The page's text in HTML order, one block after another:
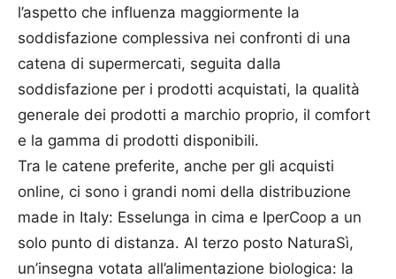
l’aspetto che influenza maggiormente la
soddisfazione complessiva nei confronti di una
catena di supermercati, seguita dalla
soddisfazione per i prodotti acquistati, la qualità
generale dei prodotti a marchio proprio, il comfort
e la gamma di prodotti disponibili.
Tra le catene preferite, anche per gli acquisti
online, ci sono i grandi nomi della distribuzione
made in Italy: Esselunga in cima e IperCoop a un
solo punto di distanza. Al terzo posto NaturaSì,
un’insegna votata all’alimentazione biologica: la